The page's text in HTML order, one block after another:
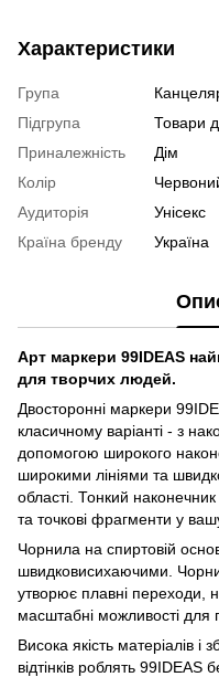
Характеристики
Група
Підгрупа
Товари
Приналежність
Дім
Колір
Аудиторія
Унісекс
Країна бренду
Україна
Арт маркери 99IDEAS
для творчих людей.
Двосторонні маркери
класичному варіанті - з
допомогою широкого
широкими лініями та
області. Тонкий
та точкові фрагменти у
Чорнила на спиртовій
швидковисихаючими.
утворює плавні переходи,
масштабні можливості для
Висока якість матеріалів і
відтінків роблять